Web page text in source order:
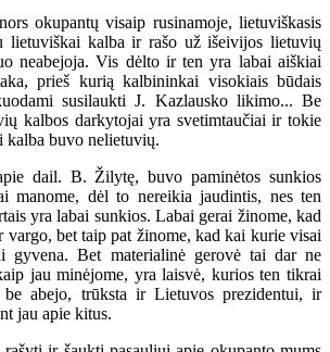
okupantų visaip rusinamoje, lietuviškasis
lietuviškai kalba ir rašo už išeivijos lietuvių
neabejoja. Vis dėlto ir ten yra labai aiškiai
prieš kurią kalbininkai visokiais būdais
susilaukti J. Kazlausko likimo... Be
kalbos darkytojai yra svetimtaučiai ir tokie
buvo nelietuvių.
dail. B. Žilytę, buvo paminėtos sunkios
manome, dėl to nereikia jaudintis, nes ten
yra labai sunkios. Labai gerai žinome, kad
vargo, bet taip pat žinome, kad kai kurie visai
gyvena. Bet materialinė gerovė tai dar ne
jau minėjome, yra laisvė, kurios ten tikrai
be abejo, trūksta ir Lietuvos prezidentui, ir
jau apie kitus.